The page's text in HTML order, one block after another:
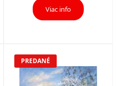
Viac info
PREDANÉ